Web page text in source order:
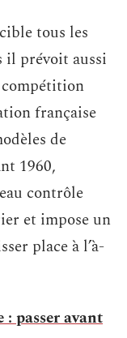
tous les
il prévoit aussi
compétition
française
de
1960,
contrôle
et impose un
place à l’à-
passer avant